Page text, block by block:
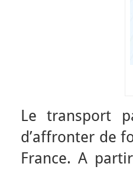
Le transport
d’affronter de
France. A